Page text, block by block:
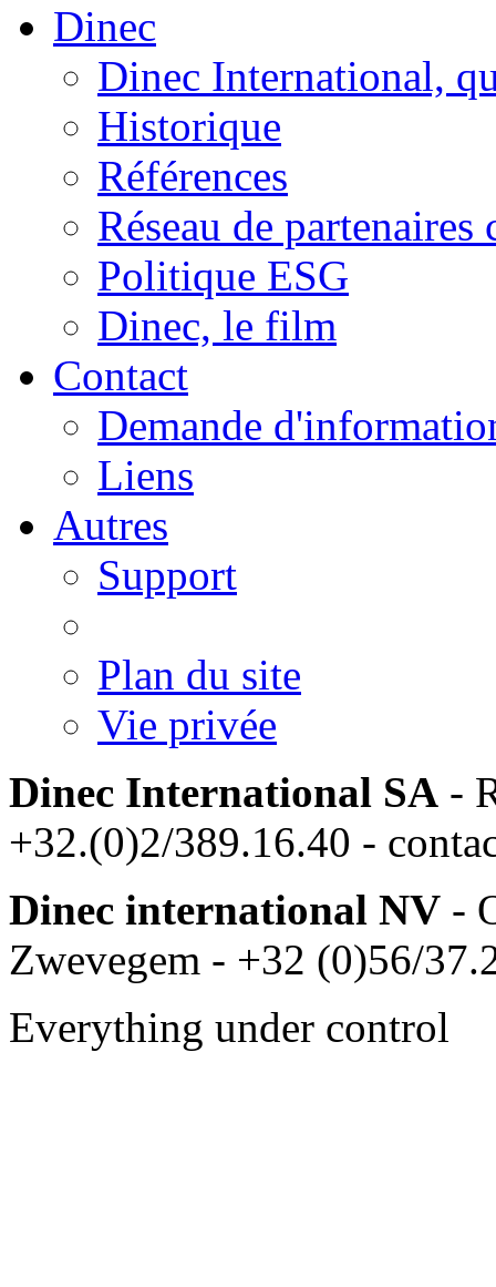
Dinec
Dinec International,
Historique
Références
Réseau de partenaires
Politique ESG
Dinec, le film
Contact
Demande
Liens
Autres
Support
Plan du site
Vie privée
Dinec International SA -
+32.(0)2/389.16.40 -
Dinec international NV -
Zwevegem - +32 (0)56/
Everything under control